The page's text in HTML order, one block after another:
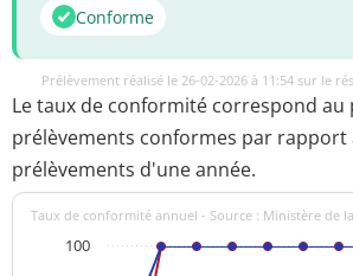
Conforme
Prélèvement réalisé le 26-02-2026 à 11:54 sur le
Le taux de conformité correspond au
prélèvements conformes par rapport
prélèvements d'une année.
Taux de conformité annuel - Source : Ministère de
100